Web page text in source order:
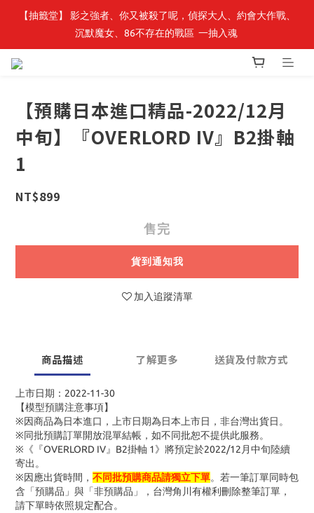
最新開賣🔥「全知讀者視角」 周邊商品
【抽籤堂】 影之強者、你又被殺了呢，偵探大人、約會大作戰、
沉默魔女、86不存在的戰區  一抽入魂
【預購日本進口精品-2022/12月
中旬】『OVERLORD IV』B2掛軸
1
NT$899
售完
貨到通知我
加入追蹤清單
商品描述 了解更多 送貨及付款方式
上市日期：2022-11-30
【模型預購注意事項】
※因商品為日本進口，上市日期為日本上市日，非台灣出貨日。
※同批預購訂單開放混單結帳，如不同批恕不提供此服務。
※《『OVERLORD IV』B2掛軸 1》將預定於2022/12月中旬陸續
寄出。
※因應出貨時間， 不同批預購商品請獨立下單。若一筆訂單同時包
含「預購品」與「非預購品」，台灣角川有權利刪除整筆訂單，
請下單時依照規定配合。